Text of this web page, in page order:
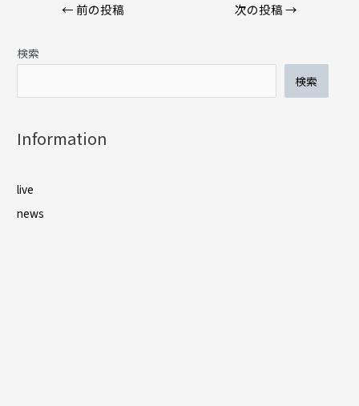
← 前の投稿 次の投稿→
検索
検索
Information
live
news